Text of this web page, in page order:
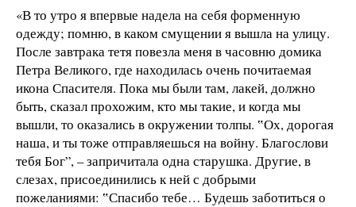
«В то утро я впервые надела на себя форменную
одежду; помню, в каком смущении я вышла на улицу.
После завтрака тетя повезла меня в часовню домика
Петра Великого, где находилась очень почитаемая
икона Спасителя. Пока мы были там, лакей, должно
быть, сказал прохожим, кто мы такие, и когда мы
вышли, то оказались в окружении толпы. ‟Ох, дорогая
наша, и ты тоже отправляешься на войну. Благослови
тебя Бог”, – запричитала одна старушка. Другие, в
слезах, присоединились к ней с добрыми
пожеланиями: ‟Спасибо тебе… Будешь заботиться о